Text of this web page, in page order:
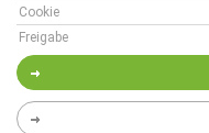
Cookie
Freigabe